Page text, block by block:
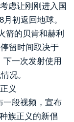
虑让刚刚进入国
初返回地球。
箭的贝肯和赫利
留时间取决于
一次发射使用
况。
义
一段视频，宣布
族正义的新倡